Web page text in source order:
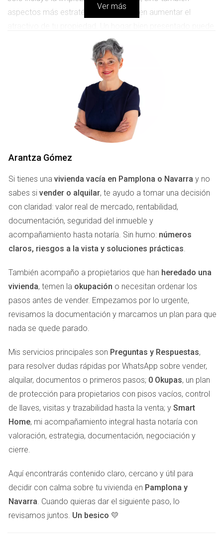
aspectos más estratégicos que pueden aumentar el
marcar la diferencia entre una venta rápida y un proceso
extendido que consuma tu energía y tiempo.
Despersonaliza y Despeja:
personales y fotos familiares. Esto ayudará a los
compradores potenciales a visualizarse viviendo en
Reparaciones y Mantenimiento:
todo funcione correctamente, desde grifos hasta
sistemas eléctricos. Las pequeñas reparaciones
pueden incrementar significativamente el valor
percibido de la casa.
Home Staging:Considera la posibilidad de contratar
a un profesional que prepare tu hogar para la venta.
Esto puede incluir la reorganización de muebles o
incluso la adición de decoraciones temporales para
hacerlo más atractivo.
Fotografía Profesional:Invierte en un fotógrafo
profesional que capture la esencia de tu hogar.
Imágenes de alta calidad son clave para atraer a
DOCUMENTACIÓN NECESARIA
Una vez que tu casa está lista para ser vendida, el siguiente
paso crucial es la recopilación de la documentación
acelera el proceso de venta, sino que también genera
confianza en los compradores.
Escritura de la Propiedad: Asegúrate de tener la
escritura original de la propiedad a mano.
Cédula de Habitabilidad: Este documento es vital
para demostrar que la casa cumple con los
requisitos de habitabilidad necesarios.
Certificado de Eficiencia Energética:
compradores sobre el consumo energético del
inmueble.
Recibos de Impuestos y Gastos: Mantén un registro
de impuestos, facturas de servicios y cualquier otro
gasto relacionado con la propiedad.
Ver más
Arantza Gómez
Si tienes una vivienda vacía en Pamplona o Navarra y no
sabes si vender o alquilar, te ayudo a tomar una decisión
con claridad: valor real de mercado, rentabilidad,
documentación, seguridad del inmueble y
acompañamiento hasta notaría. Sin humo: números
claros, riesgos a la vista y soluciones prácticas.
También acompaño a propietarios que han heredado una
vivienda, temen la okupación o necesitan ordenar los
pasos antes de vender. Empezamos por lo urgente,
revisamos la documentación y marcamos un plan para que
nada se quede parado.
Mis servicios principales son Preguntas y Respuestas,
para resolver dudas rápidas por WhatsApp sobre vender,
alquilar, documentos o primeros pasos; 0 Okupas, un plan
de protección para propietarios con pisos vacíos, control
de llaves, visitas y trazabilidad hasta la venta; y Smart
Home, mi acompañamiento integral hasta notaría con
valoración, estrategia, documentación, negociación y
cierre.
Aquí encontrarás contenido claro, cercano y útil para
decidir con calma sobre tu vivienda en Pamplona y
Navarra. Cuando quieras dar el siguiente paso, lo
revisamos juntos. Un besico 💛